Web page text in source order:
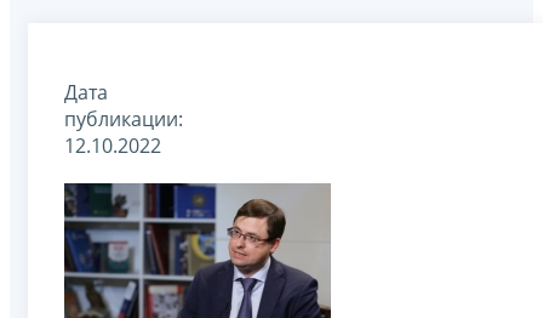
Дата
публикации:
12.10.2022